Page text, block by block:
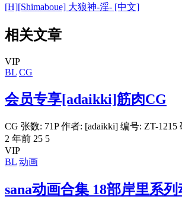
[H][Shimaboue] 大狼神-淫- [中文]
相关文章
VIP
BL CG
会员专享[adaikki]筋肉CG
CG 张数: 71P 作者: [adaikki] 编号: ZT-1215
2 年前 25 5
VIP
BL 动画
sana动画合集 18部岸里系列